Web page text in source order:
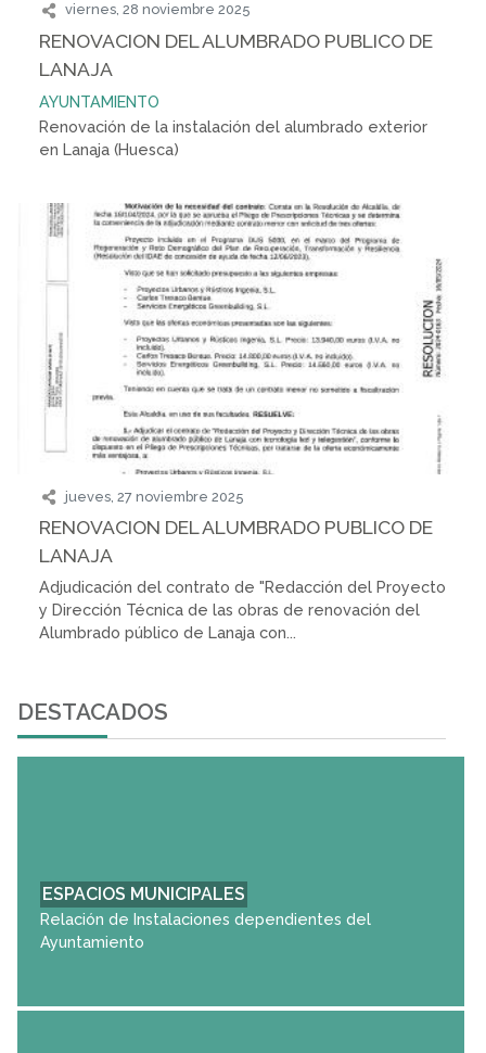
viernes, 28 noviembre 2025
RENOVACION DEL ALUMBRADO PUBLICO DE
LANAJA
AYUNTAMIENTO
Renovación de la instalación del alumbrado exterior
en Lanaja (Huesca)
jueves, 27 noviembre 2025
RENOVACION DEL ALUMBRADO PUBLICO DE
LANAJA
Adjudicación del contrato de "Redacción del Proyecto
y Dirección Técnica de las obras de renovación del
Alumbrado público de Lanaja con...
DESTACADOS
ESPACIOS MUNICIPALES
Relación de Instalaciones dependientes del
Ayuntamiento